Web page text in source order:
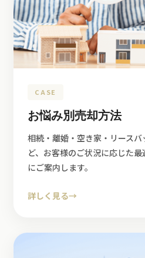
CASE
お悩み別売却方法
相続・離婚・空き家・リース
ど、お客様のご状況に応じた
にご案内します。
詳しく見る→